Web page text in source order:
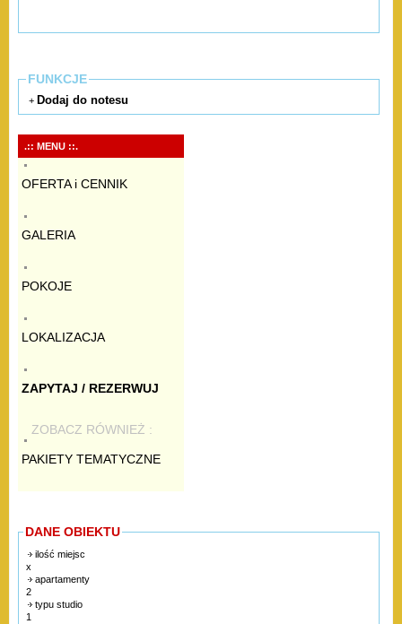
FUNKCJE
+ Dodaj do notesu
.:: MENU ::.
OFERTA i CENNIK
GALERIA
POKOJE
LOKALIZACJA
ZAPYTAJ / REZERWUJ
ZOBACZ RÓWNIEŻ :
PAKIETY TEMATYCZNE
DANE OBIEKTU
ilość miejsc
x
apartamenty
2
typu studio
1